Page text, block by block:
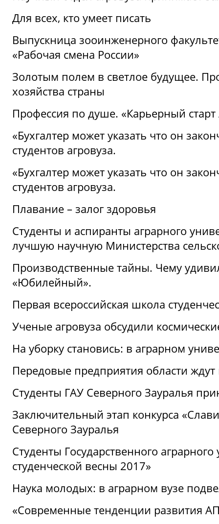
Для всех, кто умеет писать
Выпускница зооинженерного
«Рабочая смена России»
Золотым полем в светлое будущее.
хозяйства страны
Профессия по душе. «Карьерный
«Бухгалтер может указать что он
студентов агровуза.
«Бухгалтер может указать что он
студентов агровуза.
Плавание – залог здоровья
Студенты и аспиранты аграрного
лучшую научную Министерства
Производственные тайны. Чему
«Юбилейный».
Первая всероссийская школа
Ученые агровуза обсудили
На уборку становись: в аграрном
Передовые предприятия области ждут
Студенты ГАУ Северного Зауралья
Заключительный этап конкурса
Северного Зауралья
Студенты Государственного
студенческой весны 2017»
Наука молодых: в аграрном вузе
«Современные тенденции развития